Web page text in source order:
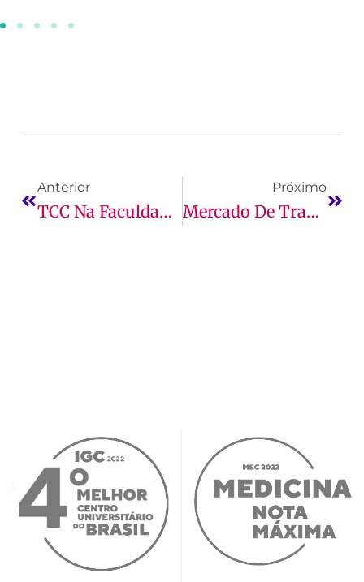
Anterior
TCC Na Faculdade: O Que É, Para Que Serve E Mais!
Próximo
Mercado De Trabalho Para Nutricionista: Atuação E Mais!